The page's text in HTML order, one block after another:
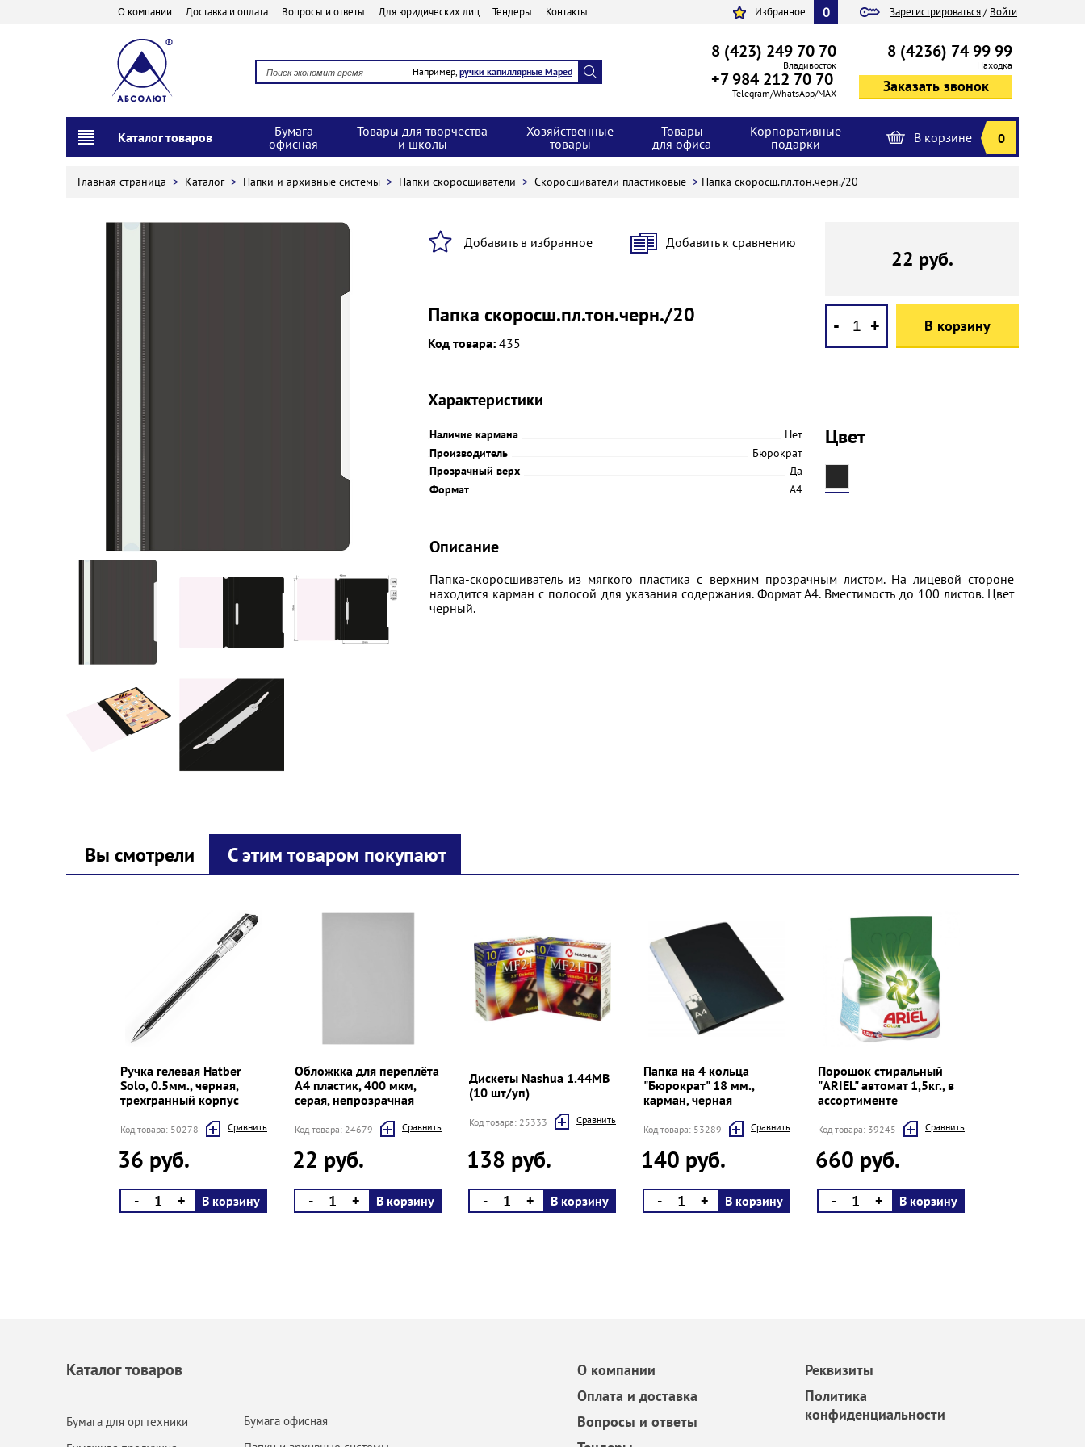
О компании Доставка и оплата Вопросы и ответы Для юридических лиц Тендеры Контакты Зарегистрироваться/ Войти
Избранное 0
Например, ручки капиллярные Maped
8 (423) 249 70 70
Владивосток
+7 984 212 70 70
Telegram/WhatsApp/MAX
8 (4236) 74 99 99
Находка
Каталог товаров
Бумага
офисная
Товары для творчества
и школы
Хозяйственные
товары
Товары
для офиса
Корпоративные
подарки
В корзине 0
Главная страница > Каталог > Папки и архивные системы > Папки скоросшиватели > Скоросшиватели пластиковые > Папка скоросш.пл.тон.черн./20
Добавить в избранное Добавить к сравнению
Папка скоросш.пл.тон.черн./20
Код товара: 435
Характеристики
Наличие кармана
Нет
Производитель
Бюрократ
Прозрачный верх
Да
Формат
A4
22 руб.
- + В корзину
Цвет
Описание
Папка-скоросшиватель из мягкого пластика с верхним прозрачным листом. На лицевой стороне
находится карман с полосой для указания содержания. Формат А4. Вместимость до 100 листов. Цвет
черный.
Вы смотрели С этим товаром покупают
Ручка гелевая Hatber
Solo, 0.5мм., черная,
трехгранный корпус
Код товара: 50278 Cравнить
36 руб.
- + В корзину
Обложкка для переплёта
А4 пластик, 400 мкм,
серая, непрозрачная
Код товара: 24679 Cравнить
22 руб.
- + В корзину
Дискеты Nashua 1.44MB
(10 шт/уп)
Код товара: 25333 Cравнить
138 руб.
- + В корзину
Папка на 4 кольца
"Бюрократ" 18 мм.,
карман, черная
Код товара: 53289 Cравнить
140 руб.
- + В корзину
Порошок стиральный
"ARIEL" автомат 1,5кг., в
ассортименте
Код товара: 39245 Cравнить
660 руб.
- + В корзину
Каталог товаров
Бумага для оргтехники
Бумага офисная
О компании
Оплата и доставка
Вопросы и ответы
Реквизиты
Политика
конфиденциальности